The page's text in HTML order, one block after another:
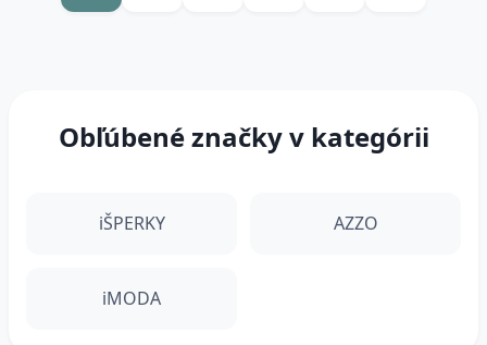
Obľúbené značky v kategórii
iŠPERKY AZZO
iMODA